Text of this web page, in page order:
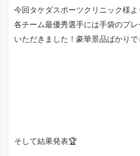
今回タケダスポーツクリニック様
各チーム最優秀選手には手袋のプ
いただきました！豪華景品ばかりで
そして結果発表🏆